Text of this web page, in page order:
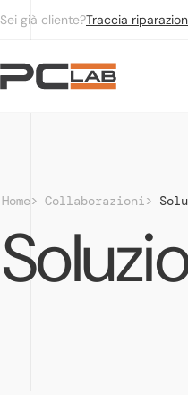
Sei già cliente?Traccia
Home Collaborazioni